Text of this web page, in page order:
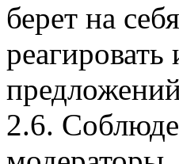
берет на
2.6.